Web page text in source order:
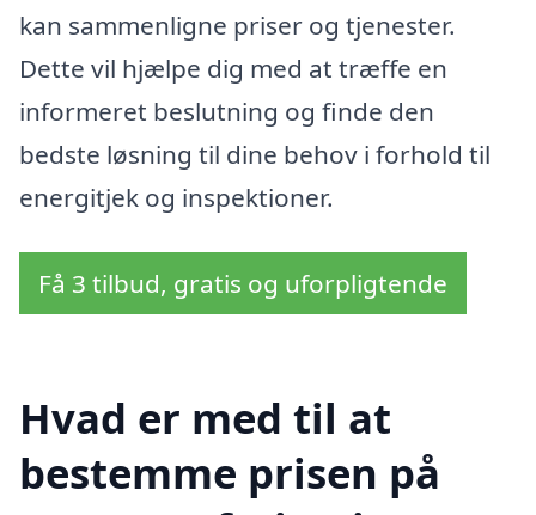
kan sammenligne priser og tjenester.
Dette vil hjælpe dig med at træffe en
informeret beslutning og finde den
bedste løsning til dine behov i forhold til
energitjek og inspektioner.
Få 3 tilbud, gratis og uforpligtende
Hvad er med til at
bestemme prisen på